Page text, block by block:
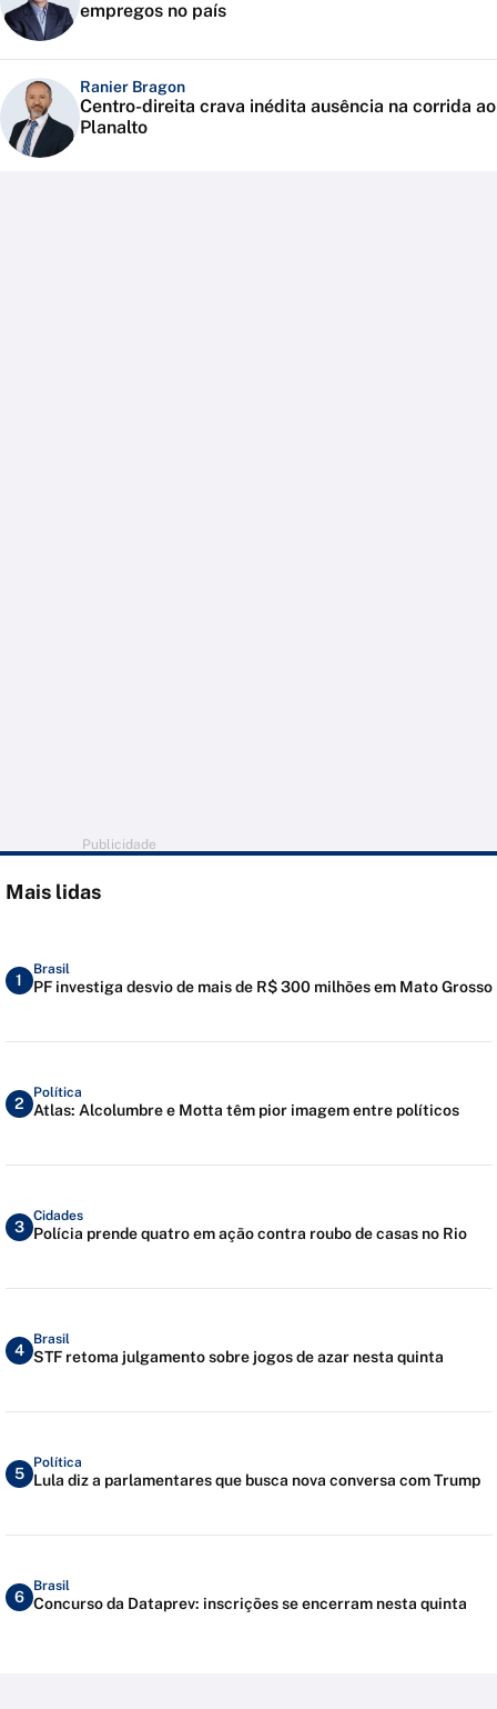
empregos no país
Ranier Bragon
Centro-direita crava inédita ausência na corrida ao
Planalto
Publicidade
Mais lidas
1
Brasil
PF investiga desvio de mais de R$ 300 milhões em Mato Grosso
2
Política
Atlas: Alcolumbre e Motta têm pior imagem entre políticos
3
Cidades
Polícia prende quatro em ação contra roubo de casas no Rio
4
Brasil
STF retoma julgamento sobre jogos de azar nesta quinta
5
Política
Lula diz a parlamentares que busca nova conversa com Trump
6
Brasil
Concurso da Dataprev: inscrições se encerram nesta quinta